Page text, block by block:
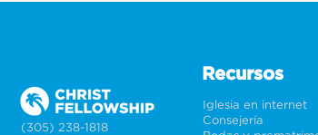
(305) 238-1818
Recursos
Iglesia en internet
Consejería